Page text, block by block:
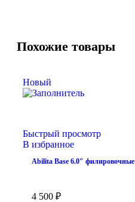
Похожие товары
Новый
Быстрый просмотр
В избранное
Abilita Base 6.0″ филировочные
4 500 ₽